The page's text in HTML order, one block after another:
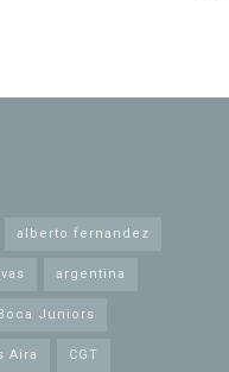
alberto fernandez
argentina
Juniors
Aira CGT